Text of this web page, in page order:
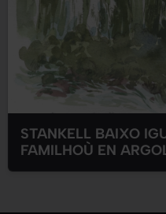
STANKELL BAIXO
FAMILHOÙ EN